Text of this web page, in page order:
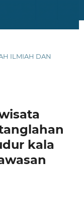
ILMIAH DAN
kala